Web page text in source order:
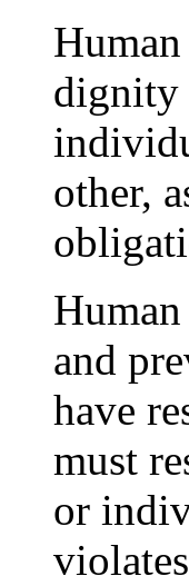
dignity
other,
and
have
must
or